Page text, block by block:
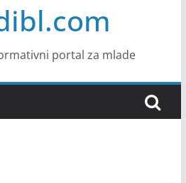
portal za mlade